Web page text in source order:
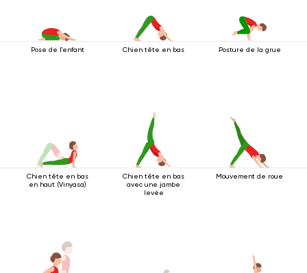
Pose de l'enfant Chien tête en bas Posture de la grue
Chien tête en bas
en haut (Vinyasa)
Chien tête en bas
avec une jambe
levée
Mouvement de roue